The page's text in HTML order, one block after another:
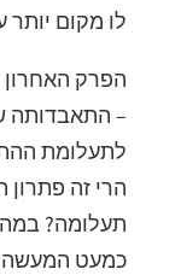
לו מקום
הפרק
– התאבדותה
לתעלומת
הרי זה
תעלומה?
כמעט המעשה